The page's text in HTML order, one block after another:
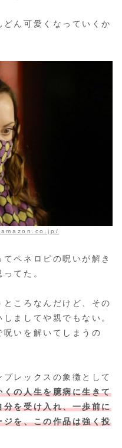
ん可愛くなっていくか
ペネロピの呪いが解き
てた。
ころなんだけど、その
ましてや親でもない。
いを解いてしまうの
レックスの象徴として
くの人生を臆病に生きて
分を受け入れ、一歩前に
ジを、この作品は強く投